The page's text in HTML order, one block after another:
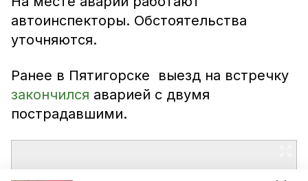
автоинспекторы. Обстоятельства
уточняются.
Ранее в Пятигорске выезд на встречку
закончился аварией с двумя
пострадавшими.